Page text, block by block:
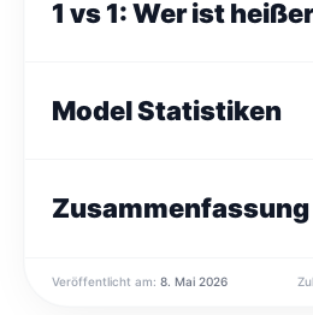
1 vs 1: Wer ist
Model Statistiken
Zusammenfassung
Veröffentlicht am: 8. Mai 2026